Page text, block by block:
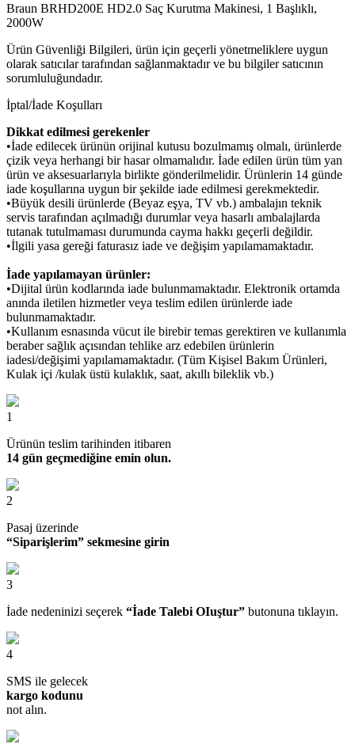
Braun BRHD200E HD2.0 Saç Kurutma Makinesi, 1 Başlıklı,
2000W
Ürün Güvenliği Bilgileri, ürün için geçerli yönetmeliklere uygun
olarak satıcılar tarafından sağlanmaktadır ve bu bilgiler satıcının
sorumluluğundadır.
İptal/İade Koşulları
Dikkat edilmesi gerekenler
•İade edilecek ürünün orijinal kutusu bozulmamış olmalı, ürünlerde
çizik veya herhangi bir hasar olmamalıdır. İade edilen ürün tüm yan
ürün ve aksesuarlarıyla birlikte gönderilmelidir. Ürünlerin 14 günde
iade koşullarına uygun bir şekilde iade edilmesi gerekmektedir.
•Büyük desili ürünlerde (Beyaz eşya, TV vb.) ambalajın teknik
servis tarafından açılmadığı durumlar veya hasarlı ambalajlarda
tutanak tutulmaması durumunda cayma hakkı geçerli değildir.
•İlgili yasa gereği faturasız iade ve değişim yapılamamaktadır.
İade yapılamayan ürünler:
•Dijital ürün kodlarında iade bulunmamaktadır. Elektronik ortamda
anında iletilen hizmetler veya teslim edilen ürünlerde iade
bulunmamaktadır.
•Kullanım esnasında vücut ile birebir temas gerektiren ve kullanımla
beraber sağlık açısından tehlike arz edebilen ürünlerin
iadesi/değişimi yapılamamaktadır. (Tüm Kişisel Bakım Ürünleri,
Kulak içi /kulak üstü kulaklık, saat, akıllı bileklik vb.)
1
Ürünün teslim tarihinden itibaren
14 gün geçmediğine emin olun.
2
Pasaj üzerinde
“Siparişlerim” sekmesine girin
3
İade nedeninizi seçerek “İade Talebi OIuştur” butonuna tıklayın.
4
SMS ile gelecek
kargo kodunu
not alın.